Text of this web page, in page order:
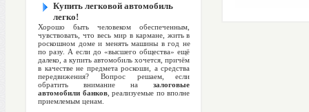
Купить легковой автомобиль
легко!
Хорошо быть человеком обеспеченным,
чувствовать, что весь мир в кармане, жить в
роскошном доме и менять машины в год не
по разу. А если до «высшего общества» ещё
далеко, а купить автомобиль хочется, причём
в качестве не предмета роскоши, а средства
передвижения? Вопрос решаем, если
обратить внимание назалоговые
автомобили банков , реализуемые по вполне
приемлемым ценам.